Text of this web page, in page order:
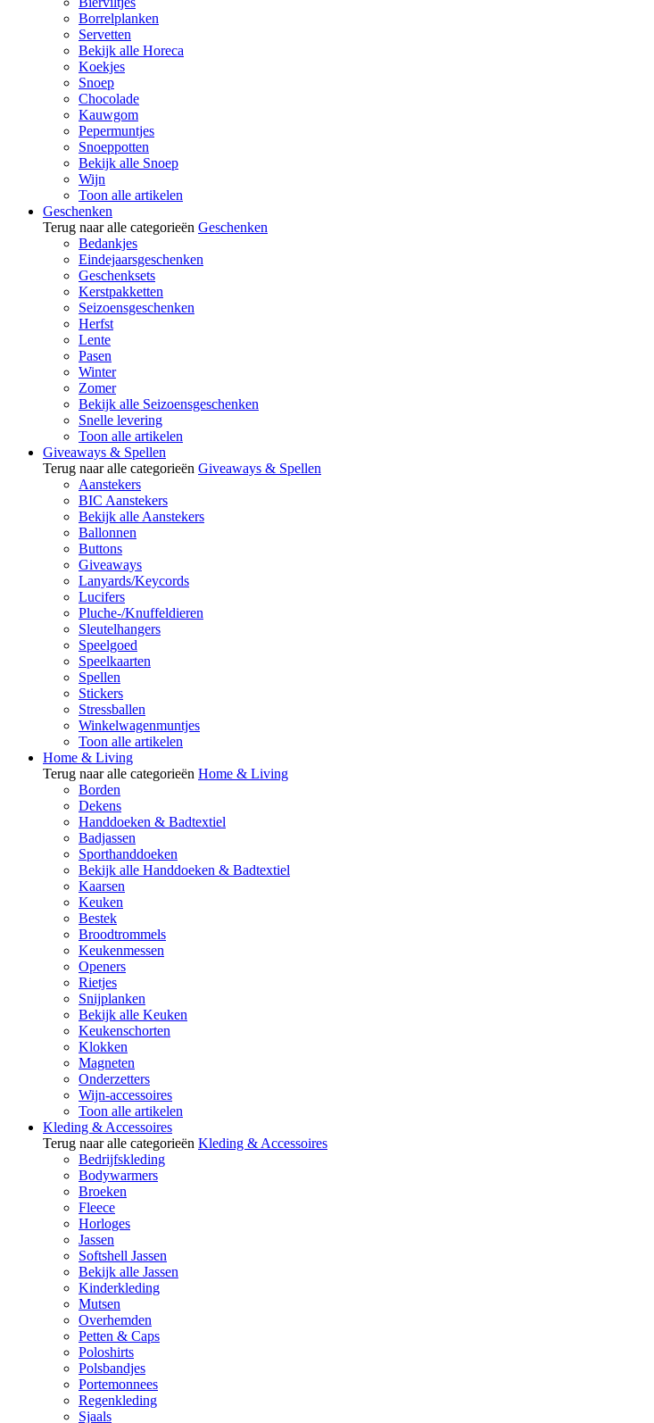
Borrelplanken
Servetten
Bekijk alle Horeca
Koekjes
Snoep
Chocolade
Kauwgom
Pepermuntjes
Snoeppotten
Bekijk alle Snoep
Wijn
Toon alle artikelen
Geschenken
Terug naar alle categorieën Geschenken
Bedankjes
Eindejaarsgeschenken
Geschenksets
Kerstpakketten
Seizoensgeschenken
Herfst
Lente
Pasen
Winter
Zomer
Bekijk alle Seizoensgeschenken
Snelle levering
Toon alle artikelen
Giveaways & Spellen
Terug naar alle categorieën Giveaways & Spellen
Aanstekers
BIC Aanstekers
Bekijk alle Aanstekers
Ballonnen
Buttons
Giveaways
Lanyards/Keycords
Lucifers
Pluche-/Knuffeldieren
Sleutelhangers
Speelgoed
Speelkaarten
Spellen
Stickers
Stressballen
Winkelwagenmuntjes
Toon alle artikelen
Home & Living
Terug naar alle categorieën Home & Living
Borden
Dekens
Handdoeken & Badtextiel
Badjassen
Sporthanddoeken
Bekijk alle Handdoeken & Badtextiel
Kaarsen
Keuken
Bestek
Broodtrommels
Keukenmessen
Openers
Rietjes
Snijplanken
Bekijk alle Keuken
Keukenschorten
Klokken
Magneten
Onderzetters
Wijn-accessoires
Toon alle artikelen
Kleding & Accessoires
Terug naar alle categorieën Kleding & Accessoires
Bedrijfskleding
Bodywarmers
Broeken
Fleece
Horloges
Jassen
Softshell Jassen
Bekijk alle Jassen
Kinderkleding
Mutsen
Overhemden
Petten & Caps
Poloshirts
Polsbandjes
Portemonnees
Regenkleding
Sjaals